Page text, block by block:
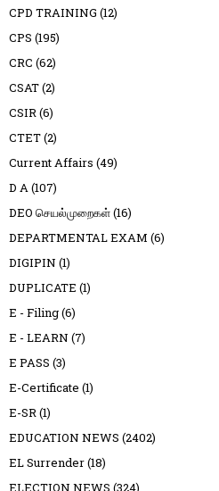
CPD TRAINING (12)
CPS (195)
CRC (62)
CSAT(2)
CSIR(6)
CTET(2)
Current Affairs (49)
D A(107)
DEO செயல்முறைகள்(16)
DEPARTMENTAL EXAM (6)
DIGIPIN (1)
DUPLICATE (1)
E - Filing(6)
E - LEARN (7)
E PASS (3)
E-Certificate (1)
E-SR(1)
EDUCATION NEWS (2402)
EL Surrender(18)
ELECTION NEWS (324)